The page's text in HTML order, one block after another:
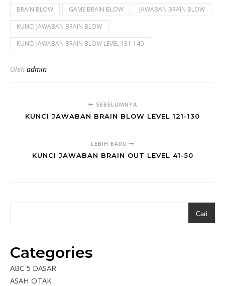
BRAIN BLOW GAME BRAIN BLOW
JAWABAN BRAIN BLOW
KUNCI JAWABAN BRAIN BLOW
KUNCI JAWABAN BRAIN BLOW LEVEL 131-140
Oleh admin
SEBELUMNYA
KUNCI JAWABAN BRAIN BLOW LEVEL 121-130
LEBIH BARU
KUNCI JAWABAN BRAIN OUT LEVEL 41-50
Cari
Categories
ABC 5 DASAR
ASAH OTAK